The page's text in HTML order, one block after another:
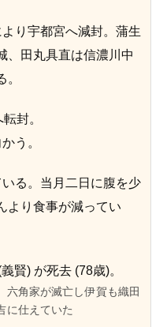
り宇都宮へ減封。蒲生
、田丸具直は信濃川中
封。
う。
る。当月二日に腹を少
より食事が減ってい
賢) が死去 (78歳)。
角家が滅亡し伊賀も織田
に仕えていた